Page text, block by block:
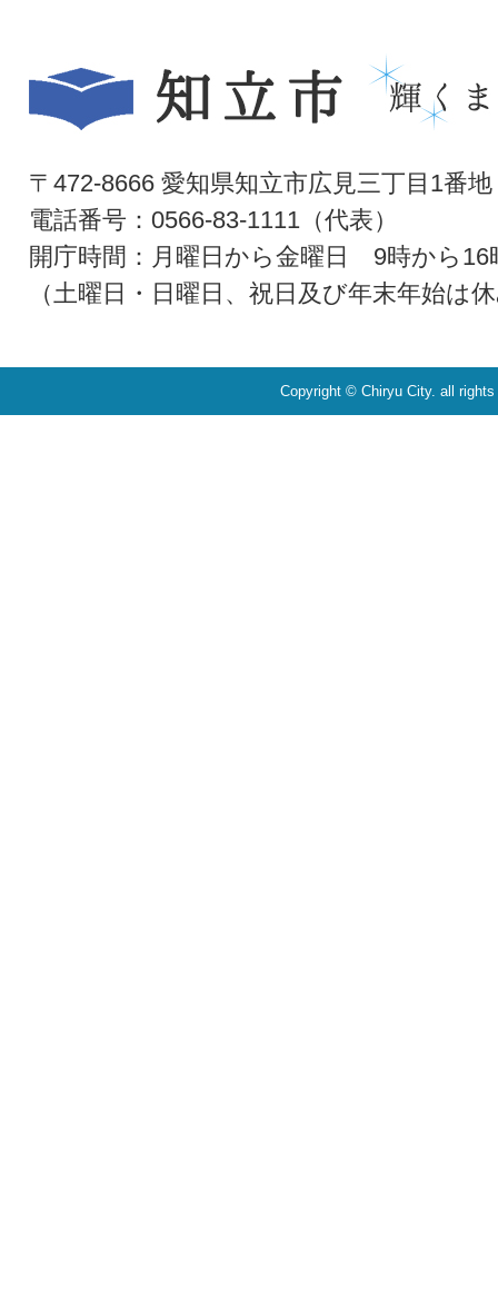
〒472-8666 愛知県知立市広見三丁目1番地
電話番号：0566-83-1111（代表）
開庁時間：月曜日から金曜日 9時から16
（土曜日・日曜日、祝日及び年末年始は
Copyright © Chiryu City. all rights